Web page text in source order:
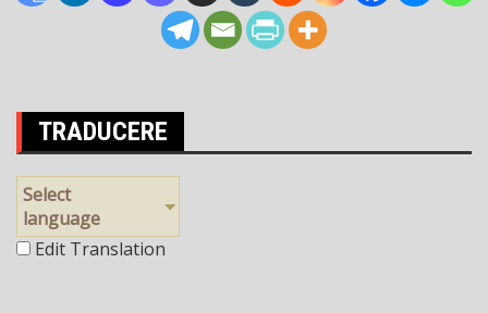
TRADUCERE
Select
language
Edit Translation